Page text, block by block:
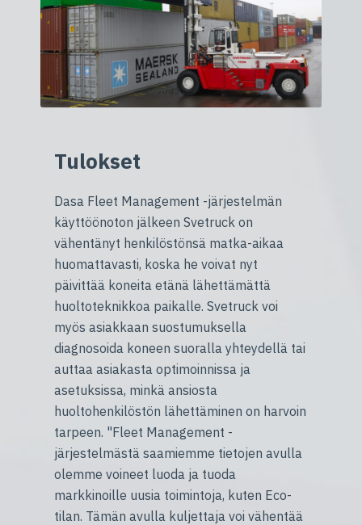
Tulokset
Dasa Fleet Management -järjestelmän
käyttöönoton jälkeen Svetruck on
vähentänyt henkilöstönsä matka-aikaa
huomattavasti, koska he voivat nyt
päivittää koneita etänä lähettämättä
huoltoteknikkoa paikalle. Svetruck voi
myös asiakkaan suostumuksella
diagnosoida koneen suoralla yhteydellä tai
auttaa asiakasta optimoinnissa ja
asetuksissa, minkä ansiosta
huoltohenkilöstön lähettäminen on harvoin
tarpeen. "Fleet Management -
järjestelmästä saamiemme tietojen avulla
olemme voineet luoda ja tuoda
markkinoille uusia toimintoja, kuten Eco-
tilan. Tämän avulla kuljettaja voi vähentää